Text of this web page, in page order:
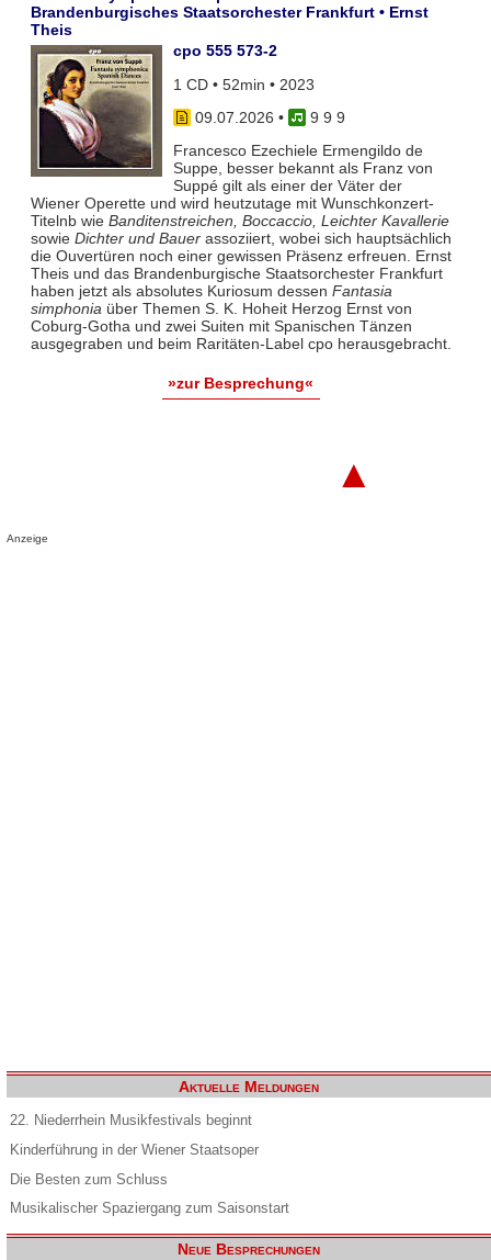
Brandenburgisches Staatsorchester Frankfurt • Ernst
Theis
cpo 555 573-2
1 CD • 52min • 2023
09.07.2026 •
9 9 9
Francesco Ezechiele Ermengildo de
Suppe, besser bekannt als Franz von
Suppé gilt als einer der Väter der
Wiener Operette und wird heutzutage mit Wunschkonzert-
Titelnb wie Banditenstreichen, Boccaccio, Leichter Kavallerie
sowie Dichter und Bauerassoziiert, wobei sich hauptsächlich
die Ouvertüren noch einer gewissen Präsenz erfreuen. Ernst
Theis und das Brandenburgische Staatsorchester Frankfurt
haben jetzt als absolutes Kuriosum dessen Fantasia
simphoniaüber Themen S. K. Hoheit Herzog Ernst von
Coburg-Gotha und zwei Suiten mit Spanischen Tänzen
ausgegraben und beim Raritäten-Label cpo herausgebracht.
»zur Besprechung«
▲
Anzeige
Aktuelle Meldungen
22. Niederrhein Musikfestivals beginnt
Kinderführung in der Wiener Staatsoper
Die Besten zum Schluss
Musikalischer Spaziergang zum Saisonstart
Neue Besprechungen